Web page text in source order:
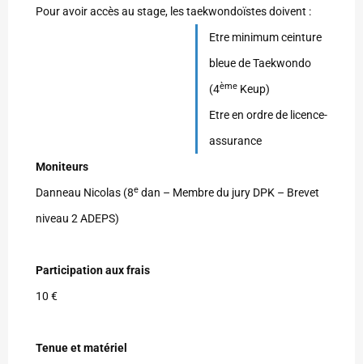
Pour avoir accès au stage, les taekwondoïstes doivent :
Etre minimum ceinture
bleue de Taekwondo
(4èmeKeup)
Etre en ordre de licence-
assurance
Moniteurs
Danneau Nicolas (8e dan – Membre du jury DPK – Brevet
niveau 2 ADEPS)
Participation aux frais
10 €
Tenue et matériel